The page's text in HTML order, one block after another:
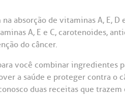
absorção de vitaminas A, E, D
A, E e C, carotenoides,
do câncer.
você combinar ingredientes
a saúde e proteger contra o
duas receitas que trazem